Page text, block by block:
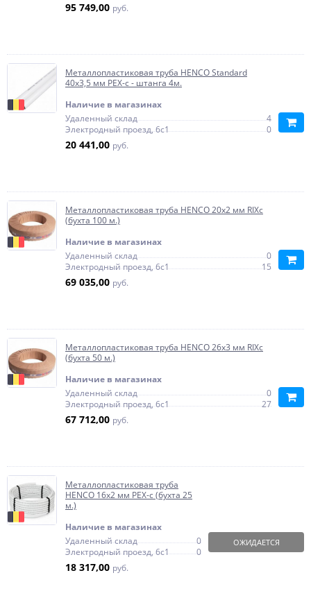
95 749,00 руб.
Металлопластиковая труба HENCO Standard
40х3,5 мм PEX-c - штанга 4м.
Наличие в магазинах
Удаленный склад
4
Электродный проезд, 6с1
0
20 441,00 руб.
Металлопластиковая труба HENCO 20х2 мм RIXc
(бухта 100 м.)
Наличие в магазинах
Удаленный склад
0
Электродный проезд, 6с1
15
69 035,00 руб.
Металлопластиковая труба HENCO 26х3 мм RIXc
(бухта 50 м.)
Наличие в магазинах
Удаленный склад
0
Электродный проезд, 6с1
27
67 712,00 руб.
Металлопластиковая труба
HENCO 16х2 мм PEX-c (бухта 25
м.)
Наличие в магазинах
Удаленный склад
0
Электродный проезд, 6с1
0
18 317,00 руб.
ОЖИДАЕТСЯ